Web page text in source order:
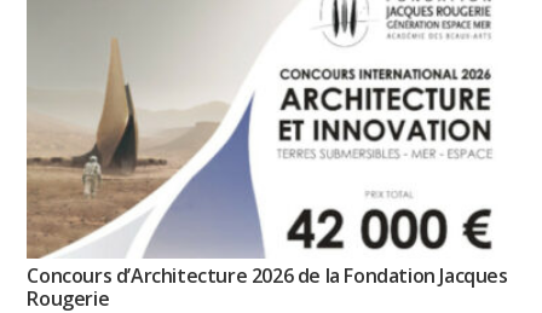
Concours d’Architecture 2026 de la Fondation Jacques
Rougerie